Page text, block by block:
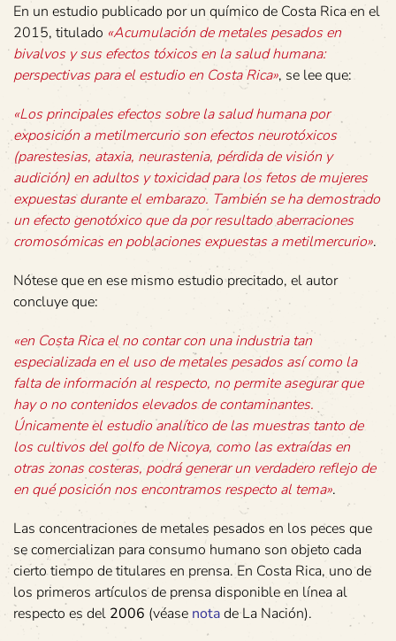
En un estudio publicado por un químico de Costa Rica en el
2015, titulado «Acumulación de metales pesados en
bivalvos y sus efectos tóxicos en la salud humana:
perspectivas para el estudio en Costa Rica», se lee que:
«Los principales efectos sobre la salud humana por
exposición a metilmercurio son efectos neurotóxicos
(parestesias, ataxia, neurastenia, pérdida de visión y
audición) en adultos y toxicidad para los fetos de mujeres
expuestas durante el embarazo. También se ha demostrado
un efecto genotóxico que da por resultado aberraciones
cromosómicas en poblaciones expuestas a metilmercurio».
Nótese que en ese mismo estudio precitado, el autor
concluye que:
«en Costa Rica el no contar con una industria tan
especializada en el uso de metales pesados así como la
falta de información al respecto, no permite asegurar que
hay o no contenidos elevados de contaminantes.
Únicamente el estudio analítico de las muestras tanto de
los cultivos del golfo de Nicoya, como las extraídas en
otras zonas costeras, podrá generar un verdadero reflejo de
en qué posición nos encontramos respecto al tema».
Las concentraciones de metales pesados en los peces que
se comercializan para consumo humano son objeto cada
cierto tiempo de titulares en prensa. En Costa Rica, uno de
los primeros artículos de prensa disponible en línea al
respecto es del 2006 (véase notade La Nación).